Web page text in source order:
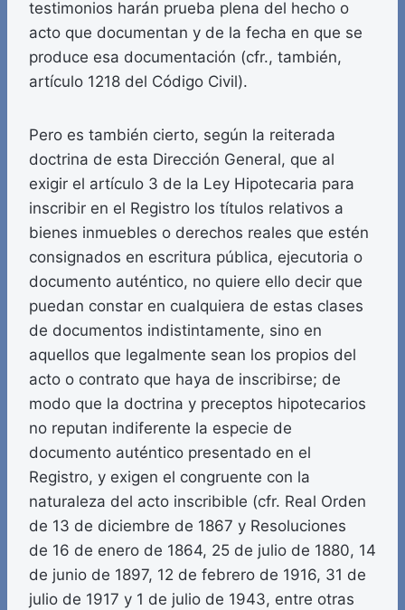
testimonios harán prueba plena del hecho o
acto que documentan y de la fecha en que se
produce esa documentación (cfr., también,
artículo 1218 del Código Civil).
Pero es también cierto, según la reiterada
doctrina de esta Dirección General, que al
exigir el artículo 3 de la Ley Hipotecaria para
inscribir en el Registro los títulos relativos a
bienes inmuebles o derechos reales que estén
consignados en escritura pública, ejecutoria o
documento auténtico, no quiere ello decir que
puedan constar en cualquiera de estas clases
de documentos indistintamente, sino en
aquellos que legalmente sean los propios del
acto o contrato que haya de inscribirse; de
modo que la doctrina y preceptos hipotecarios
no reputan indiferente la especie de
documento auténtico presentado en el
Registro, y exigen el congruente con la
naturaleza del acto inscribible (cfr. Real Orden
de 13 de diciembre de 1867 y Resoluciones
de 16 de enero de 1864, 25 de julio de 1880, 14
de junio de 1897, 12 de febrero de 1916, 31 de
julio de 1917 y 1 de julio de 1943, entre otras